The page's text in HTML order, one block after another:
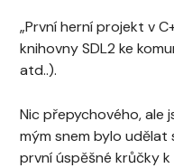
„První herní projekt v
knihovny SDL2 ke
atd..).
Nic přepychového, ale
mým snem bylo udělat
první úspěšné krůčky